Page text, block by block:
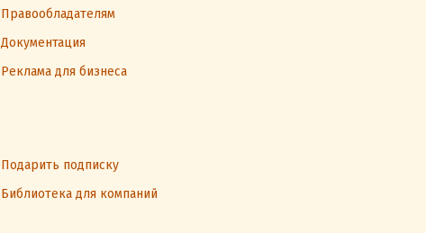
Правообладателям
Документация
Реклама для бизнеса
Подарить подписку
Библиотека для компаний